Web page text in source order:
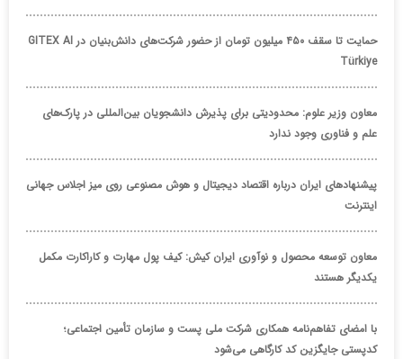
حمایت تا سقف ۴۵۰ میلیون تومان از حضور شرکت‌های دانش‌بنیان در GITEX AI
Türkiye
معاون وزیر علوم: محدودیتی برای پذیرش دانشجویان بین‌المللی در پارک‌های
علم و فناوری وجود ندارد
پیشنهادهای ایران درباره اقتصاد دیجیتال و هوش مصنوعی روی میز اجلاس جهانی
اینترنت
معاون توسعه محصول و نوآوری ایران کیش: کیف پول مهارت و کاراکارت مکمل
یکدیگر هستند
با امضای تفاهم‌نامه همکاری شرکت ملی پست و سازمان تأمین اجتماعی؛
کدپستی جایگزین کد کارگاهی می‌شود